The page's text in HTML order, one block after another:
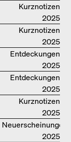
Kurznotizen
2025
Kurznotizen
2025
Entdeckungen
2025
Entdeckungen
2025
Kurznotizen
2025
Neuerscheinungen
2025